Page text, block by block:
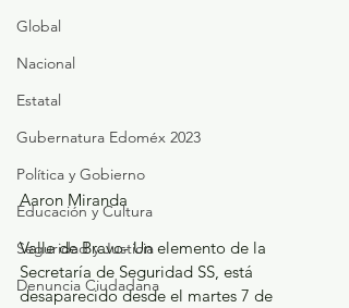
Global
Nacional
Estatal
Gubernatura Edoméx 2023
Política y Gobierno
Educación y Cultura
Seguridad y Justicia
Denuncia Ciudadana
Aaron Miranda
Valle de Bravo- Un elemento de la
Secretaría de Seguridad SS, está
desaparecido desde el martes 7 de